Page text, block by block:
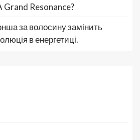
Resonance?
за волосину замінить
в енергетиці.